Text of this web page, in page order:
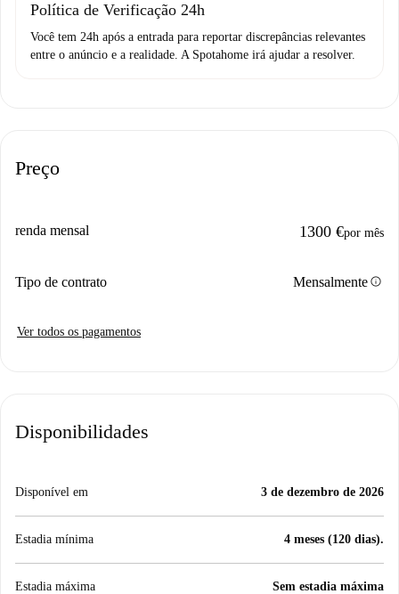
Política de Verificação 24h
Você tem 24h após a entrada para reportar discrepâncias relevantes
entre o anúncio e a realidade. A Spotahome irá ajudar a resolver.
Preço
renda mensal 1300 €por mês
Tipo de contrato Mensalmenteinfo
Ver todos os pagamentos
Disponibilidades
Disponível em 3 de dezembro de 2026
Estadia mínima 4 meses (120 dias).
Estadia máxima Sem estadia máxima